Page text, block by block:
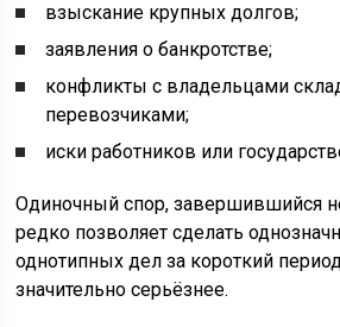
взыскание крупных долгов;
заявления о банкротстве;
конфликты с владельцами
перевозчиками;
иски работников или
Одиночный спор, завершившийся
редко позволяет сделать
однотипных дел за короткий
значительно серьёзнее.